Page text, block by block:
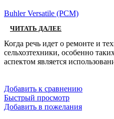
Buhler Versatile (РСМ)
ЧИТАТЬ ДАЛЕЕ
Когда речь идет о ремонте и
сельхозтехники, особенно
аспектом является
Добавить к сравнению
Быстрый просмотр
Добавить в пожелания